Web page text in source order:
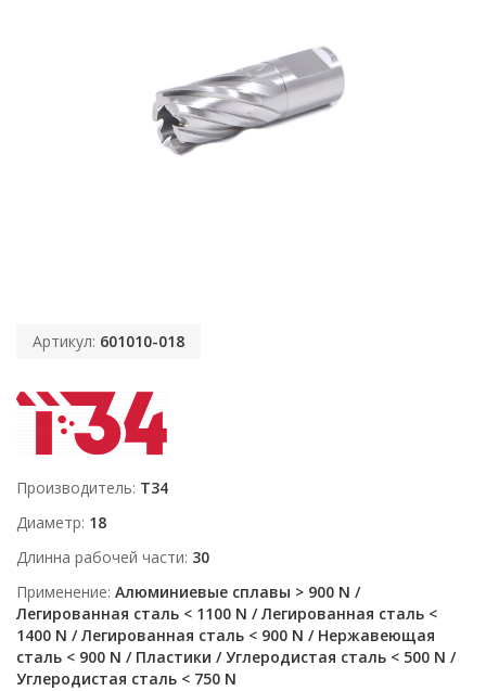
Артикул: 601010-018
Производитель T34
Диаметр 18
Длинна рабочей части 30
Применение Алюминиевые сплавы > 900 N /
Легированная сталь < 1100 N / Легированная сталь <
1400 N / Легированная сталь < 900 N / Нержавеющая
сталь < 900 N / Пластики / Углеродистая сталь < 500 N /
Углеродистая сталь < 750 N